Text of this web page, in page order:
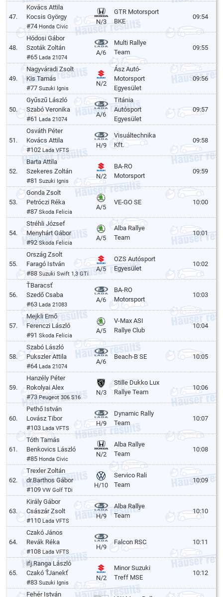
47.
Kovács Attila
Kocsis György
#74Honda Civic
N/3
GTR Motorsport
BKE
09:54
48.
Hódosi Gábor
Szoták Zoltán
#65 Lada 21074
A/6
Multi Rallye
Team
09:55
49.
Nagyváradi Zsolt
Kis Tamás
#77Suzuki Ignis
N/2
Ász Autó-
Motorsport
Egyesület
09:56
50.
Gyűszű László
Szabó Veronika
#61 Lada 21074
A/6
Titánia
Autósport
Egyesület
09:57
51.
Osváth Péter
Kovács Attila
#102Lada VFTS
H/9
Visuáltechnika
Kft.
09:58
52.
Barta Attila
Szekeres Zoltán
#81Suzuki Ignis
N/2
BA-RO
Motorsport
09:59
53.
Gonda Zsolt
Petróczi Réka
#87Skoda Felicia
A/5
VE-GO SE 10:00
54.
Stréhli József
Menyhárt Gábor
#92Skoda Felicia
A/5
Alba Rallye
Team
10:01
55.
Ország Zsolt
Faragó István
#88Suzuki Swift 1,3 GTi
A/5
OZS Autósport
Egyesület
10:02
56.
ŤBaracsť
Szedő Csaba
#63Lada 21083
A/6
BA-RO
Motorsport
10:03
57.
Mejkli Ernő
Ferenczi László
#91Skoda Felicia
A/5
V-Max ASI
Rallye Club
10:04
58.
Szabó László
Pukszler Attila
#64 Lada 21074
A/6
Beach-B SE 10:05
59.
Hanzély Péter
Rokolyai Alex
#73Peugeot 306 S16
N/3
Stille Dukko Lux
Rallye Team
10:06
60.
Pethő István
Lovász Tibor
#103Lada VFTS
H/9
Dynamic Rally
Team
10:07
61.
Tóth Tamás
Benkovics László
#85 Honda Civic
N/2
Alba Rallye
Team
10:08
62.
Trexler Zoltán
dr.Barthos Gábor
#109VW Golf TDi
H/10
Servico Rali
Team
10:09
63.
Király Gábor
Császár Zsolt
#110 Lada VFTS
H/9
Alba Rallye
Team
10:10
64.
Czakó János
Revák Réka
#108Lada VFTS
H/9
Falcon RSC 10:11
65.
ifj.Ranga László
Czakó ŤJanekť
#83Suzuki Ignis
N/2
Minor Suzuki
Treff MSE
10:12
Fehér István